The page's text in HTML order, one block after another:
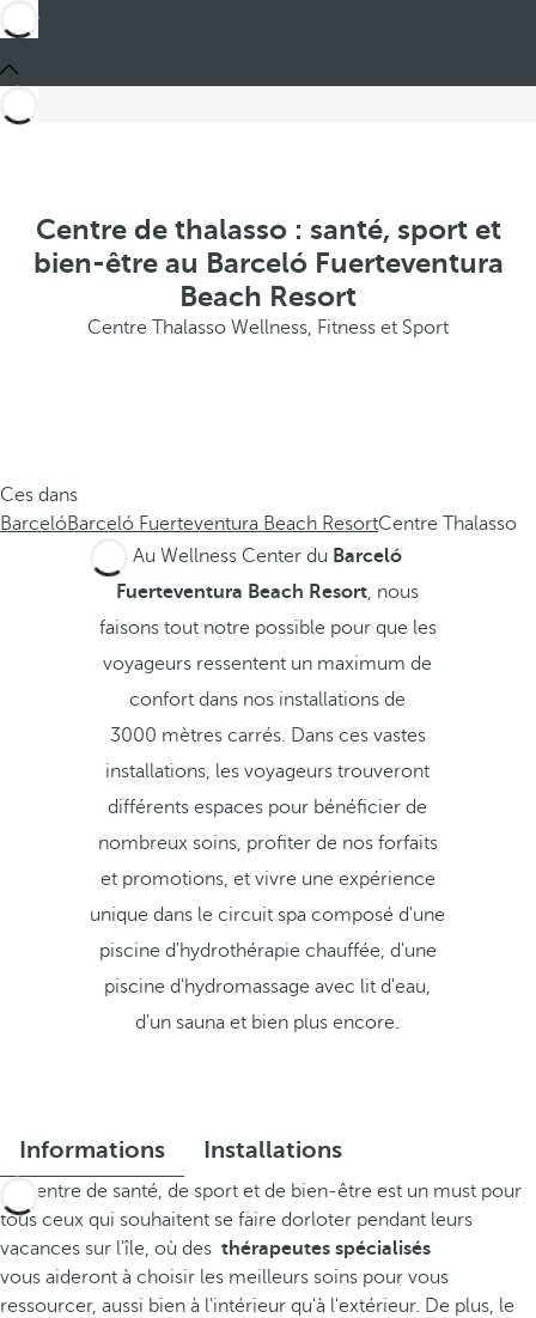
Centre de thalasso : santé, sport et
bien-être au Barceló Fuerteventura
Beach Resort
Centre Thalasso Wellness, Fitness et Sport
Ces dans
BarcelóBarceló Fuerteventura Beach ResortCentre Thalasso
Au Wellness Center du Barceló
Fuerteventura Beach Resort, nous
faisons tout notre possible pour que les
voyageurs ressentent un maximum de
confort dans nos installations de
3000 mètres carrés. Dans ces vastes
installations, les voyageurs trouveront
différents espaces pour bénéficier de
nombreux soins, profiter de nos forfaits
et promotions, et vivre une expérience
unique dans le circuit spa composé d'une
piscine d'hydrothérapie chauffée, d'une
piscine d'hydromassage avec lit d'eau,
d'un sauna et bien plus encore.
Informations Installations
Le centre de santé, de sport et de bien-être est un must pour
tous ceux qui souhaitent se faire dorloter pendant leurs
vacances sur l'île, où des thérapeutes spécialisés
vous aideront à choisir les meilleurs soins pour vous
ressourcer, aussi bien à l'intérieur qu'à l'extérieur. De plus, le